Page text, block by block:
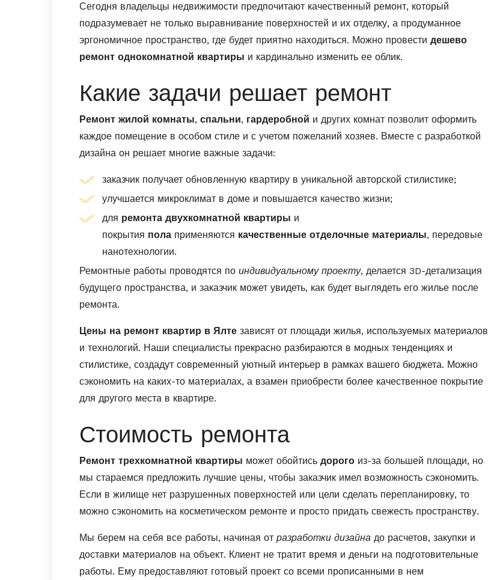
Сегодня владельцы недвижимости предпочитают качественный ремонт, который
подразумевает не только выравнивание поверхностей и их отделку, а продуманное
эргономичное пространство, где будет приятно находиться. Можно провести дешево
ремонт однокомнатной квартиры и кардинально изменить ее облик.
Какие задачи решает ремонт
Ремонт жилой комнаты, спальни, гардеробной и других комнат позволит оформить
каждое помещение в особом стиле и с учетом пожеланий хозяев. Вместе с разработкой
дизайна он решает многие важные задачи:
заказчик получает обновленную квартиру в уникальной авторской стилистике;
улучшается микроклимат в доме и повышается качество жизни;
для ремонта двухкомнатной квартиры и
покрытия пола применяются качественные отделочные материалы, передовые
нанотехнологии.
Ремонтные работы проводятся по индивидуальному проекту, делается 3D-детализация
будущего пространства, и заказчик может увидеть, как будет выглядеть его жилье после
ремонта.
Цены на ремонт квартир в Ялте зависят от площади жилья, используемых материалов
и технологий. Наши специалисты прекрасно разбираются в модных тенденциях и
стилистике, создадут современный уютный интерьер в рамках вашего бюджета. Можно
сэкономить на каких-то материалах, а взамен приобрести более качественное покрытие
для другого места в квартире.
Стоимость ремонта
Ремонт трехкомнатной квартиры может обойтись дорого из-за большей площади, но
мы стараемся предложить лучшие цены, чтобы заказчик имел возможность сэкономить.
Если в жилище нет разрушенных поверхностей или цели сделать перепланировку, то
можно сэкономить на косметическом ремонте и просто придать свежесть пространству.
Мы берем на себя все работы, начиная от разработки дизайна до расчетов, закупки и
доставки материалов на объект. Клиент не тратит время и деньги на подготовительные
работы. Ему предоставляют готовый проект со всеми прописанными в нем